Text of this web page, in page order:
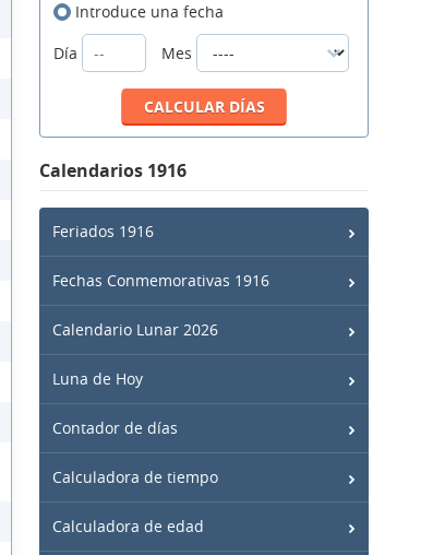
Introduce una fecha
Día
Mes
Calendarios 1916
Feriados 1916
Fechas Conmemorativas 1916
Calendario Lunar 2026
Luna de Hoy
Contador de días
Calculadora de tiempo
Calculadora de edad